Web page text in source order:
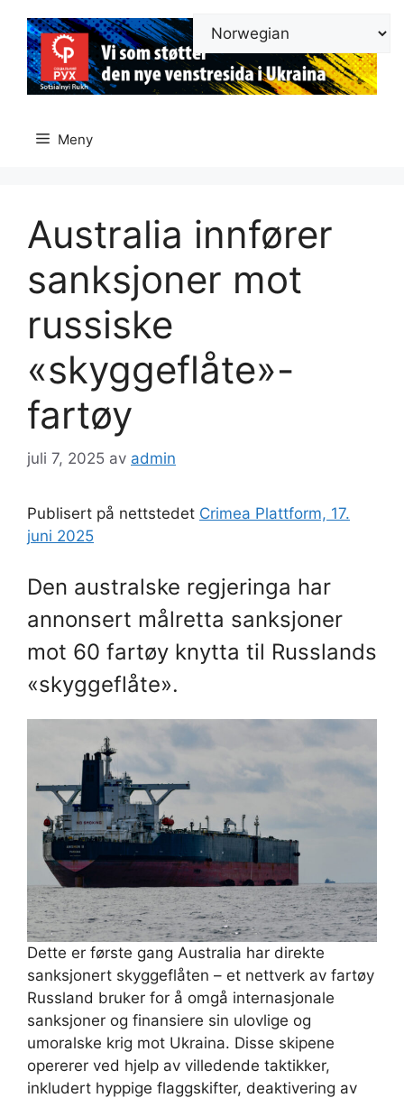
innhold
Meny
Australia innfører
sanksjoner mot
russiske
«skyggeflåte»-
fartøy
juli 7, 2025 av admin
Publisert på nettstedet Crimea Plattform, 17.
juni 2025
Den australske regjeringa har
annonsert målretta sanksjoner
mot 60 fartøy knytta til Russlands
«skyggeflåte».
Dette er første gang Australia har direkte
sanksjonert skyggeflåten – et nettverk av fartøy
Russland bruker for å omgå internasjonale
sanksjoner og finansiere sin ulovlige og
umoralske krig mot Ukraina. Disse skipene
opererer ved hjelp av villedende taktikker,
inkludert hyppige flaggskifter, deaktivering av